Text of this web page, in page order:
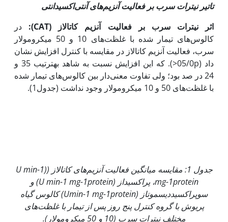
تاتیر نیترات سرب بر فعالیت آنزیم‌های آنتی‌اکسیدانتی
اثر نیترات سرب بر فعالیت آنزیم کاتالاز (CAT
): در
کالوس‌های تیمار شده با غلظت‌های 10 و 50 میکرومولار
سرب، فعالیت آنزیم کاتالاز در مقایسه با کنترل افزایش نشان
داد (05/0p<). که این افزایش نسبت به شاهد به‏ترتیب 35 و
24 در صد بود؛ ولی تفاوت معنی‌دار بین کالوس‌های تیمار شده
با غلظت‌های 50 و 10 میکرومولار وجود نداشت (جدول1).
جدول 1: مقایسه میانگین فعالیت آنزیم‌های کاتالاز (
(U min-1
mg-1protein، پراکسیداز (U min-1 mg-1protein) و
سوپراکسیددیسموتاز (Umin-1 mg-1protein)
کالوس گیاه
پریوش با گروه کنترل پنج روز پس از تیمار با غلظت‌های
مختلف نیترات سرب (10 و 50 میکرومولار).